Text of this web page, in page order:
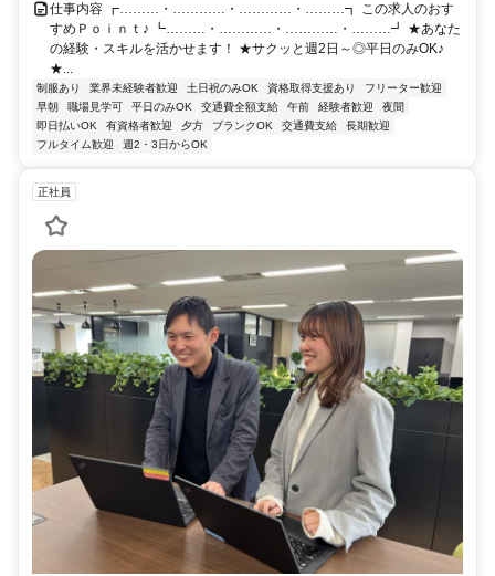
仕事内容 ┏………・…………・…………・………┓ この求人のおす
すめＰｏｉｎｔ♪ ┗………・…………・…………・………┛ ★あなた
の経験・スキルを活かせます！ ★サクッと週2日～◎平日のみOK♪
★...
制服あり 業界未経験者歓迎 土日祝のみOK 資格取得支援あり
フリーター歓迎
早朝
職場見学可 平日のみOK 交通費全額支給 午前 経験者歓迎
夜間
即日払いOK
有資格者歓迎 夕方 ブランクOK 交通費支給
長期歓迎
フルタイム歓迎
週2・3日からOK
正社員